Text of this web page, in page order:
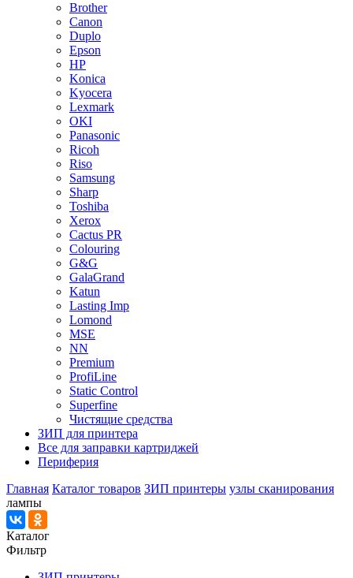
Brother
Canon
Duplo
Epson
HP
Konica
Kyocera
Lexmark
OKI
Panasonic
Ricoh
Riso
Samsung
Sharp
Toshiba
Xerox
Cactus PR
Colouring
G&G
GalaGrand
Katun
Lasting Imp
Lomond
MSE
NN
Premium
ProfiLine
Static Control
Superfine
Чистящие средства
ЗИП для принтера
Все для заправки картриджей
Периферия
Главная Каталог товаров ЗИП принтеры узлы сканирования
лампы
Каталог
Фильтр